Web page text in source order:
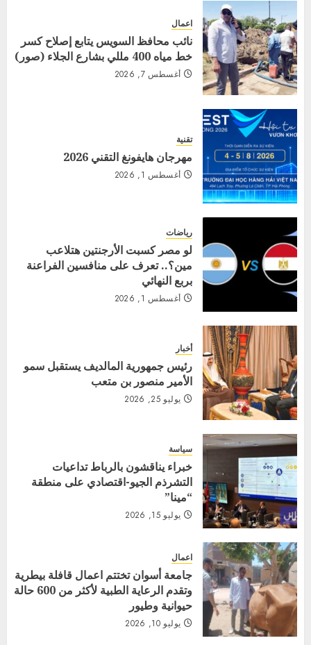
اعمال
نائب محافظ السويس يتابع إصلاح كسر
خط مياه 400 مللي بشارع الجلاء (صور)
أغسطس 7, 2026
تقنية
مهرجان هايفونغ التقني 2026
أغسطس 1, 2026
رياضات
لو مصر كسبت الأرجنتين هتلاعب
مين؟.. تعرف على منافسين الفراعنة
بربع النهائي
أغسطس 1, 2026
أخبار
رئيس جمهورية المالديف يستقبل سمو
الأمير منصور بن متعب
يوليو 25, 2026
سياسة
خبراء يناقشون بالرباط تداعيات
التشرذم الجيو-اقتصادي على منطقة
“مينا”
يوليو 15, 2026
اعمال
جامعة أسوان تختتم اعمال قافلة بيطرية
وتقدم الرعاية الطبية لأكثر من 600 حالة
حيوانية وطيور
يوليو 10, 2026